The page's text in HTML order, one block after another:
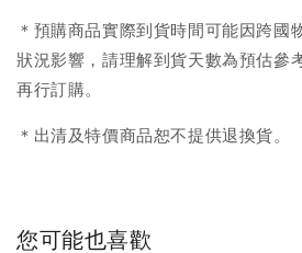
＊預購商品實際到貨時間可能因跨國
狀況影響，請理解到貨天數為預估參
再行訂購。
＊出清及特價商品恕不提供退換貨。
您可能也喜歡